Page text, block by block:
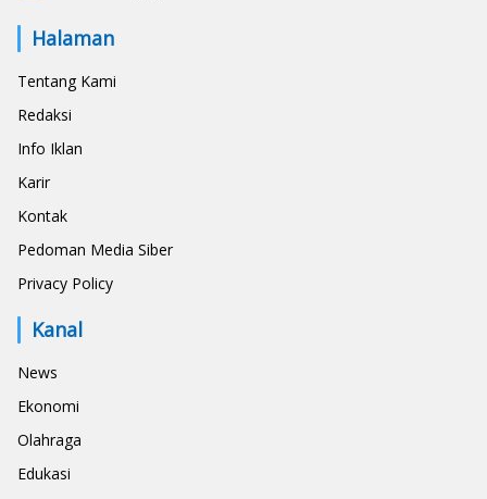
Halaman
Tentang Kami
Redaksi
Info Iklan
Karir
Kontak
Pedoman Media Siber
Privacy Policy
Kanal
News
Ekonomi
Olahraga
Edukasi